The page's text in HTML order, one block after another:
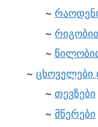
ცხოველები
თევზები
მწერები